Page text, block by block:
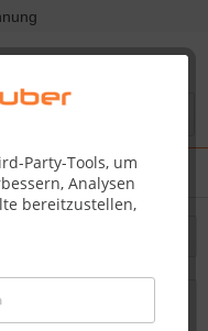
Party-Tools, um
Analysen
bereitzustellen,
–